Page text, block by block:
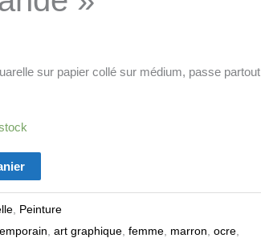
sur papier collé sur médium, passe partout
Peinture
art graphique femme marron ocre